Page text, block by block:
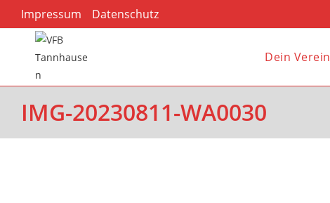
Impressum Datenschutz
Dein Verein
IMG-20230811-WA0030